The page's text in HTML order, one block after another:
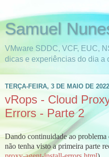
Samuel
VMware SDDC, VCF, EUC,
dicas e experiências do dia a
TERÇA-FEIRA, 3 DE MAIO DE 2022
vRops - Cloud
Errors - Parte 2
Dando continuidade ao
não tenha visto a primeira parte